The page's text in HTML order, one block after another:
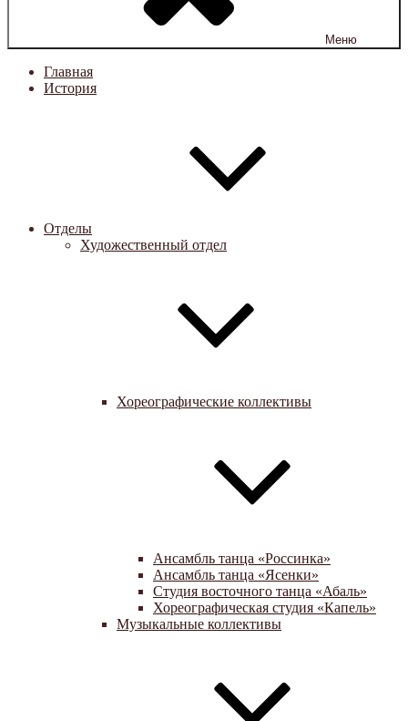
Меню
Главная
История
Отделы
Художественный отдел
Хореографические коллективы
Ансамбль танца «Россинка»
Ансамбль танца «Ясенки»
Студия восточного танца «Абаль»
Хореографическая студия «Капель»
Музыкальные коллективы